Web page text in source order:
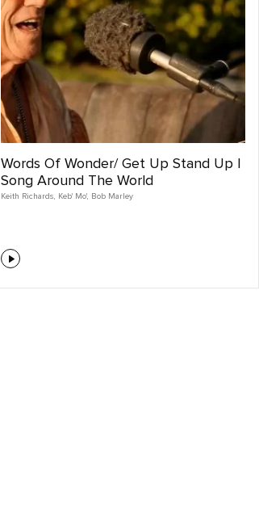
Words Of Wonder/ Get Up Stand Up |
Song Around The World
Keith Richards, Keb' Mo', Bob Marley